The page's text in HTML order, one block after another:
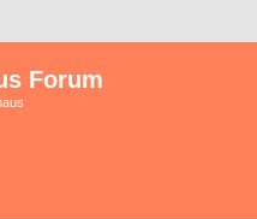
Forum